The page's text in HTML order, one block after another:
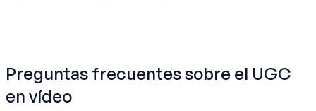
Preguntas frecuentes sobre el UGC
en vídeo